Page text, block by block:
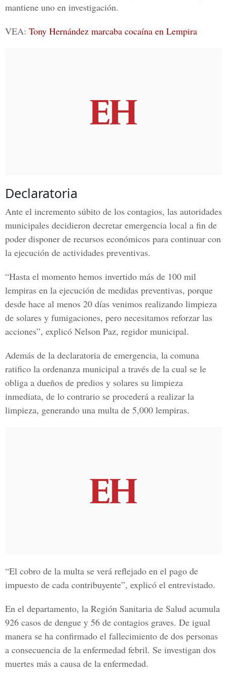
mantiene uno en investigación.
VEA: Tony Hernández marcaba cocaína en Lempira
Declaratoria
Ante el incremento súbito de los contagios, las autoridades
municipales decidieron decretar emergencia local a fin de
poder disponer de recursos económicos para continuar con
la ejecución de actividades preventivas.
“Hasta el momento hemos invertido más de 100 mil
lempiras en la ejecución de medidas preventivas, porque
desde hace al menos 20 días venimos realizando limpieza
de solares y fumigaciones, pero necesitamos reforzar las
acciones”, explicó Nelson Paz, regidor municipal.
Además de la declaratoria de emergencia, la comuna
ratifico la ordenanza municipal a través de la cual se le
obliga a dueños de predios y solares su limpieza
inmediata, de lo contrario se procederá a realizar la
limpieza, generando una multa de 5,000 lempiras.
“El cobro de la multa se verá reflejado en el pago de
impuesto de cada contribuyente”, explicó el entrevistado.
En el departamento, la Región Sanitaria de Salud acumula
926 casos de dengue y 56 de contagios graves. De igual
manera se ha confirmado el fallecimiento de dos personas
a consecuencia de la enfermedad febril. Se investigan dos
muertes más a causa de la enfermedad.